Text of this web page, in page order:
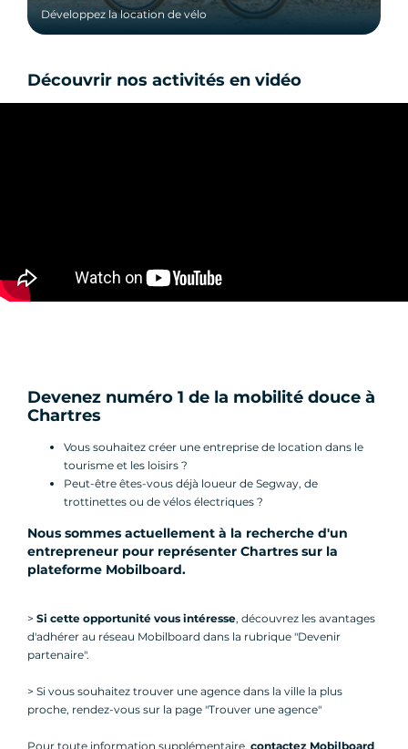
Développez la location de vélo
Découvrir nos activités en vidéo
Devenez numéro 1 de la mobilité douce à
Chartres
Vous souhaitez créer une entreprise de location dans le
tourisme et les loisirs ?
Peut-être êtes-vous déjà loueur de Segway, de
trottinettes ou de vélos électriques ?
Nous sommes actuellement à la recherche d'un
entrepreneur pour représenter Chartres sur la
plateforme Mobilboard.
> Si cette opportunité vous intéresse, découvrez les avantages
d'adhérer au réseau Mobilboard dans la rubrique "Devenir
partenaire".
> Si vous souhaitez trouver une agence dans la ville la plus
proche, rendez-vous sur la page "Trouver une agence"
Pour toute information supplémentaire, contactez Mobilboard